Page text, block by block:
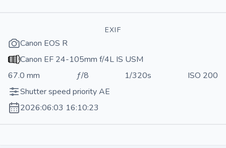
EXIF
Canon EOS R
Canon EF 24-105mm f/4L IS USM
67.0 mm
ƒ/8 1/320s
ISO 200
Shutter speed priority AE
2026:06:03 16:10:23